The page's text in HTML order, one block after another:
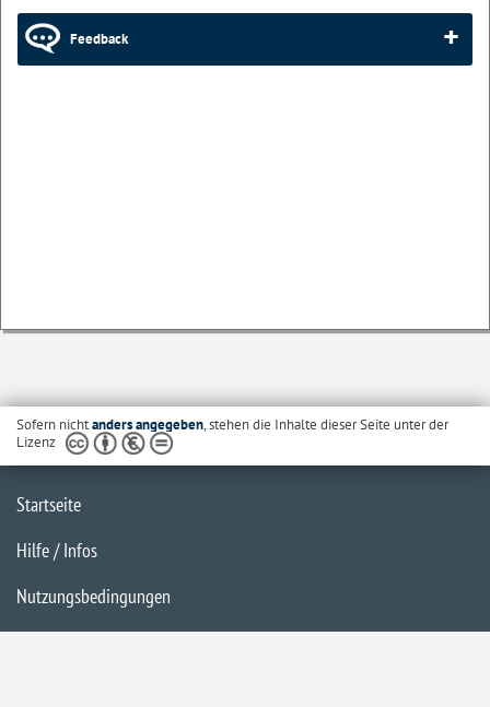
Feedback
Sofern nichtanders angegeben, stehen die Inhalte dieser Seite unter der
Lizenz
Startseite
Hilfe / Infos
Nutzungsbedingungen